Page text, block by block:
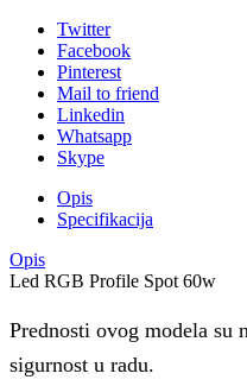
Twitter
Facebook
Pinterest
Mail to friend
Linkedin
Whatsapp
Skype
Opis
Specifikacija
Opis
Led RGB Profile Spot 60w
Prednosti ovog modela su
sigurnost u radu.